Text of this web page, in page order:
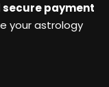
secure payment
your astrology